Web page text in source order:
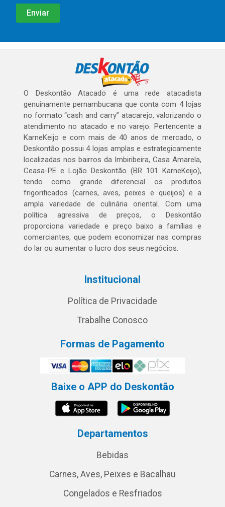
O Deskontão Atacado é uma rede atacadista
genuinamente pernambucana que conta com 4 lojas
no formato “cash and carry” atacarejo, valorizando o
atendimento no atacado e no varejo. Pertencente a
KarneKeijo e com mais de 40 anos de mercado, o
Deskontão possui 4 lojas amplas e estrategicamente
localizadas nos bairros da Imbiribeira, Casa Amarela,
Ceasa-PE e Lojão Deskontão (BR 101 KarneKeijo),
tendo como grande diferencial os produtos
frigorificados (carnes, aves, peixes e queijos) e a
ampla variedade de culinária oriental. Com uma
política agressiva de preços, o Deskontão
proporciona variedade e preço baixo a famílias e
comerciantes, que podem economizar nas compras
do lar ou aumentar o lucro dos seus negócios.
Institucional
Política de Privacidade
Trabalhe Conosco
Formas de Pagamento
Baixe o APP do Deskontão
Departamentos
Bebidas
Carnes, Aves, Peixes e Bacalhau
Congelados e Resfriados